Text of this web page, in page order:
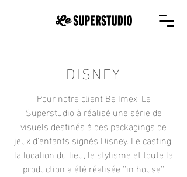
DISNEY
Pour notre client Be Imex, Le
Superstudio à réalisé une série de
visuels destinés à des packagings de
jeux d'enfants signés Disney. Le casting,
la location du lieu, le stylisme et toute la
production a été réalisée ''in house''